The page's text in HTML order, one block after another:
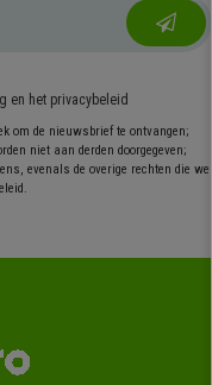
en het privacybeleid
om de nieuwsbrief te ontvangen;
niet aan derden doorgegeven;
evenals de overige rechten die we